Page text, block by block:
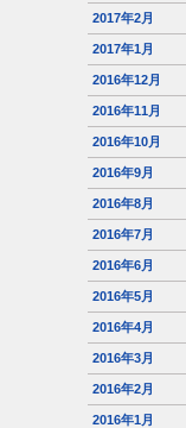
2017年2月
2017年1月
2016年12月
2016年11月
2016年10月
2016年9月
2016年8月
2016年7月
2016年6月
2016年5月
2016年4月
2016年3月
2016年2月
2016年1月